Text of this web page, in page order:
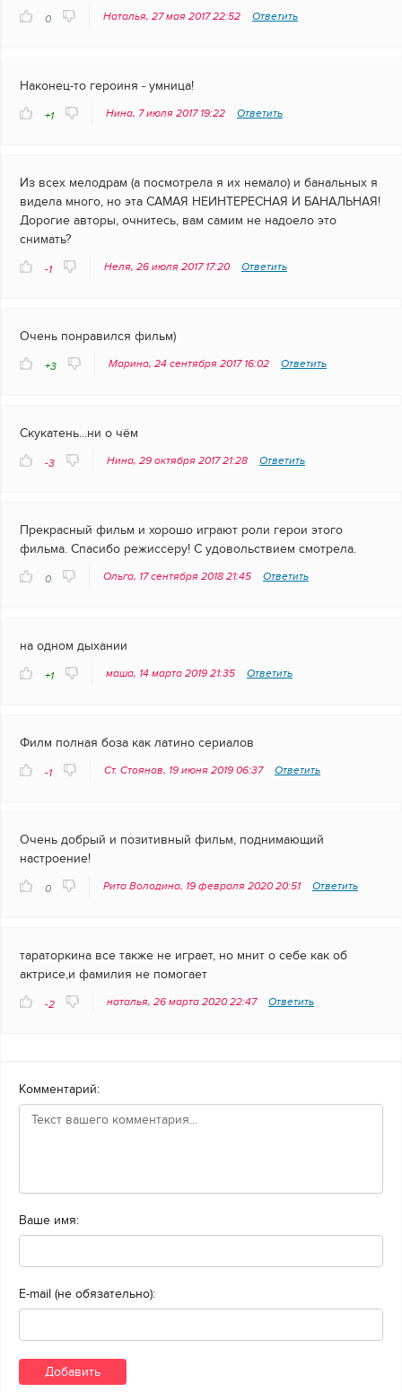
0 Наталья, 27 мая 2017 22:52 Ответить
Наконец-то героиня - умница!
+1 Нина, 7 июля 2017 19:22 Ответить
Из всех мелодрам (а посмотрела я их немало) и банальных я
видела много, но эта САМАЯ НЕИНТЕРЕСНАЯ И БАНАЛЬНАЯ!
Дорогие авторы, очнитесь, вам самим не надоело это
снимать?
-1 Неля, 26 июля 2017 17:20 Ответить
Очень понравился фильм)
+3 Марина, 24 сентября 2017 16:02 Ответить
Скукатень...ни о чём
-3 Нина, 29 октября 2017 21:28 Ответить
Прекрасный фильм и хорошо играют роли герои этого
фильма. Спасибо режиссеру! С удовольствием смотрела.
0 Ольга, 17 сентября 2018 21:45 Ответить
на одном дыхании
+1 маша, 14 марта 2019 21:35 Ответить
Филм полная боза как латино сериалов
-1 Ст. Стоянов, 19 июня 2019 06:37 Ответить
Очень добрый и позитивный фильм, поднимающий
настроение!
0 Рита Володина, 19 февраля 2020 20:51 Ответить
тараторкина все также не играет, но мнит о себе как об
актрисе,и фамилия не помогает
-2 наталья, 26 марта 2020 22:47 Ответить
Комментарий:
Ваше имя:
E-mail (не обязательно):